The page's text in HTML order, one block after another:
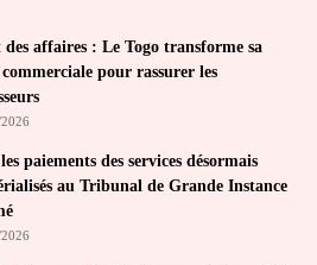
affaires : Le Togo transforme sa
pour rassurer les
paiements des services désormais
au Tribunal de Grande Instance